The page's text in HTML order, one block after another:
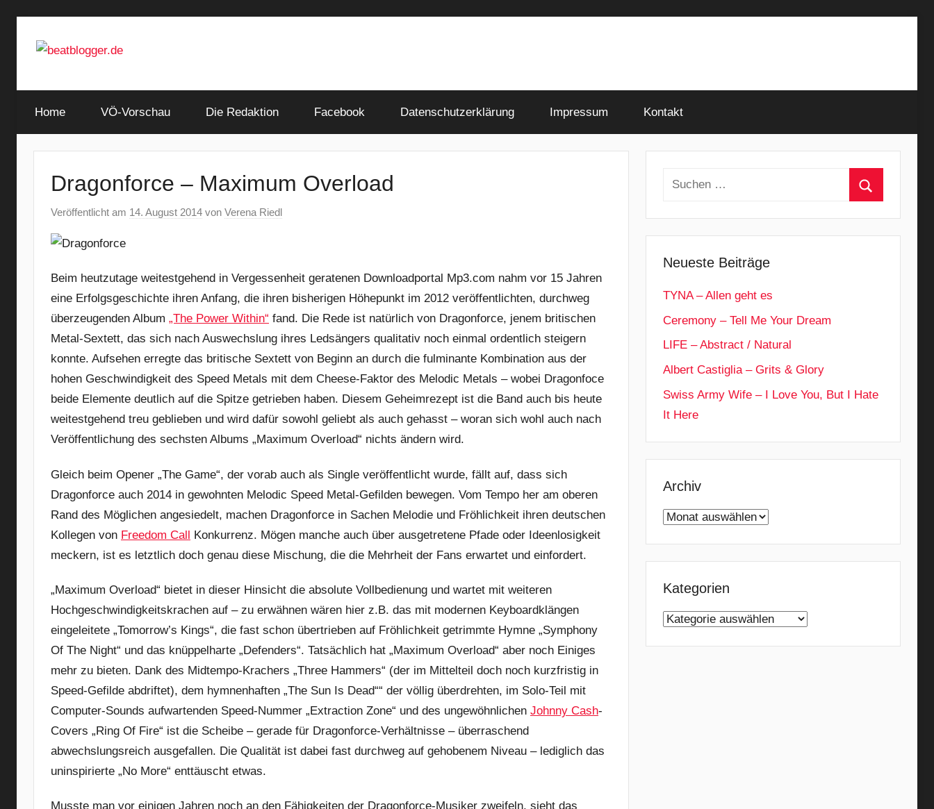
Inhalt
beatblogger.de
and
the
Home VÖ-Vorschau Die Redaktion Facebook Datenschutzerklärung Impressum Kontakt
Dragonforce – Maximum Overload
Veröffentlicht am 14. August 2014 von Verena Riedl
Beim heutzutage weitestgehend in Vergessenheit geratenen Downloadportal Mp3.com nahm vor 15 Jahren
eine Erfolgsgeschichte ihren Anfang, die ihren bisherigen Höhepunkt im 2012 veröffentlichten, durchweg
überzeugenden Album „The Power Within“ fand. Die Rede ist natürlich von Dragonforce, jenem britischen
Metal-Sextett, das sich nach Auswechslung ihres Ledsängers qualitativ noch einmal ordentlich steigern
konnte. Aufsehen erregte das britische Sextett von Beginn an durch die fulminante Kombination aus der
hohen Geschwindigkeit des Speed Metals mit dem Cheese-Faktor des Melodic Metals – wobei Dragonfoce
beide Elemente deutlich auf die Spitze getrieben haben. Diesem Geheimrezept ist die Band auch bis heute
weitestgehend treu geblieben und wird dafür sowohl geliebt als auch gehasst – woran sich wohl auch nach
Veröffentlichung des sechsten Albums „Maximum Overload“ nichts ändern wird.
Gleich beim Opener „The Game“, der vorab auch als Single veröffentlicht wurde, fällt auf, dass sich
Dragonforce auch 2014 in gewohnten Melodic Speed Metal-Gefilden bewegen. Vom Tempo her am oberen
Rand des Möglichen angesiedelt, machen Dragonforce in Sachen Melodie und Fröhlichkeit ihren deutschen
Kollegen von Freedom Call Konkurrenz. Mögen manche auch über ausgetretene Pfade oder Ideenlosigkeit
meckern, ist es letztlich doch genau diese Mischung, die die Mehrheit der Fans erwartet und einfordert.
„Maximum Overload“ bietet in dieser Hinsicht die absolute Vollbedienung und wartet mit weiteren
Hochgeschwindigkeitskrachen auf – zu erwähnen wären hier z.B. das mit modernen Keyboardklängen
eingeleitete „Tomorrow’s Kings“, die fast schon übertrieben auf Fröhlichkeit getrimmte Hymne „Symphony
Of The Night“ und das knüppelharte „Defenders“. Tatsächlich hat „Maximum Overload“ aber noch Einiges
mehr zu bieten. Dank des Midtempo-Krachers „Three Hammers“ (der im Mittelteil doch noch kurzfristig in
Speed-Gefilde abdriftet), dem hymnenhaften „The Sun Is Dead““ der völlig überdrehten, im Solo-Teil mit
Computer-Sounds aufwartenden Speed-Nummer „Extraction Zone“ und des ungewöhnlichen Johnny Cash-
Covers „Ring Of Fire“ ist die Scheibe – gerade für Dragonforce-Verhältnisse – überraschend
abwechslungsreich ausgefallen. Die Qualität ist dabei fast durchweg auf gehobenem Niveau – lediglich das
uninspirierte „No More“ enttäuscht etwas.
Musste man vor einigen Jahren noch an den Fähigkeiten der Dragonforce-Musiker zweifeln, sieht das
Suchen
Neueste Beiträge
TYNA – Allen geht es
Ceremony – Tell Me Your Dream
LIFE – Abstract / Natural
Albert Castiglia – Grits & Glory
Swiss Army Wife – I Love You, But I Hate
It Here
Archiv
Archiv
Kategorien
Kategorien